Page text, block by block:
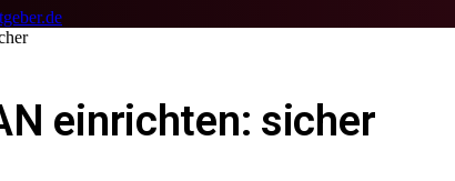
einrichten: sicher